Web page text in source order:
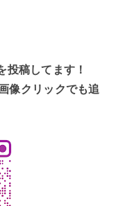
稿してます！
像クリックでも追